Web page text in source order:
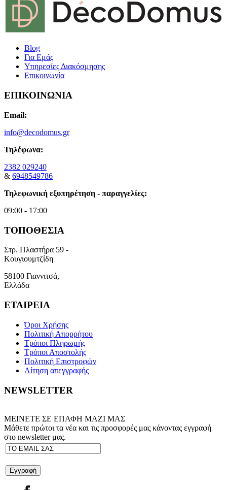
Blog
Για Εμάς
Υπηρεσίες Διακόσμησης
Επικοινωνία
ΕΠΙΚΟΙΝΩΝΙΑ
Email:
info@decodomus.gr
Τηλέφωνα:
2382 029240
& 6948549786
Τηλεφωνική εξυπηρέτηση - παραγγελίες:
09:00 - 17:00
ΤΟΠΟΘΕΣΙΑ
Στρ. Πλαστήρα 59 -
Κουγιουμτζίδη
58100 Γιαννιτσά,
Ελλάδα
ΕΤΑΙΡΕΙΑ
Όροι Χρήσης
Πολιτική Απορρήτου
Τρόποι Πληρωμής
Τρόποι Αποστολής
Πολιτική Επιστροφών
Αίτηση απεγγραφής
NEWSLETTER
ΜΕΙΝΕΤΕ ΣΕ ΕΠΑΦΗ ΜΑΖΙ ΜΑΣ
Μάθετε πρώτοι τα νέα και τις προσφορές μας κάνοντας εγγραφή
στο newsletter μας.